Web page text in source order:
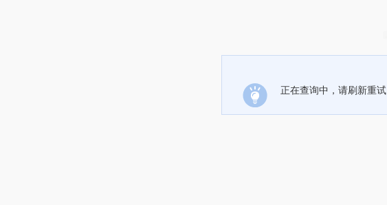
正在查询中，请刷新重试